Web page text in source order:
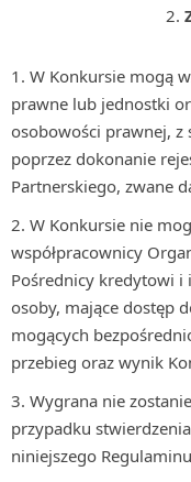
W Konkursie mogą
prawne lub jednostki
osobowości prawnej,
poprzez dokonanie
Partnerskiego, zwane
W Konkursie nie
współpracownicy
Pośrednicy kredytowi i
osoby, mające dostęp
mogących
przebieg oraz wynik
Wygrana nie
przypadku
niniejszego